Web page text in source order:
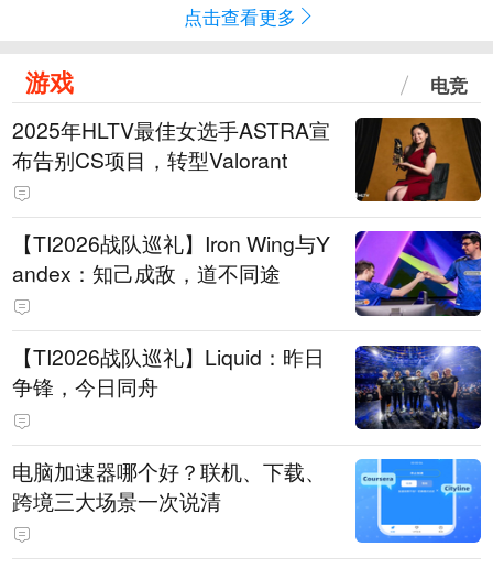
点击查看更多
游戏 电竞
2025年HLTV最佳女选手ASTRA宣
布告别CS项目，转型Valorant
【TI2026战队巡礼】Iron Wing与Y
andex：知己成敌，道不同途
【TI2026战队巡礼】Liquid：昨日
争锋，今日同舟
电脑加速器哪个好？联机、下载、
跨境三大场景一次说清